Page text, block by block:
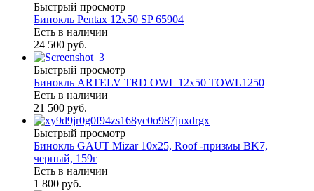
Быстрый просмотр
Бинокль Pentax 12х50 SP 65904
Есть в наличии
24 500 руб.
Быстрый просмотр
Бинокль ARTELV TRD OWL 12x50 TOWL1250
Есть в наличии
21 500 руб.
Быстрый просмотр
Бинокль GAUT Mizar 10x25, Roof -призмы ВK7,
черный, 159г
Есть в наличии
1 800 руб.